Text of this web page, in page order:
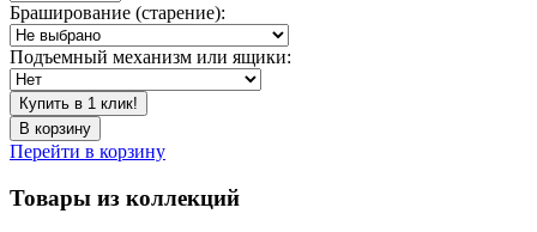
Браширование (старение):
Подъемный механизм или ящики:
Купить в 1 клик!
В корзину
Перейти в корзину
Товары из коллекций